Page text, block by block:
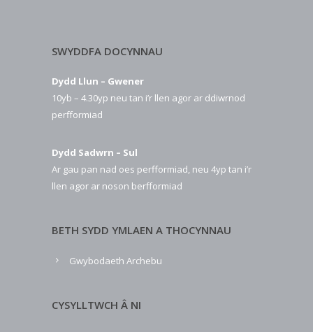
SWYDDFA DOCYNNAU
Dydd Llun – Gwener
10yb – 4.30yp neu tan i’r llen agor ar ddiwrnod
perfformiad
Dydd Sadwrn – Sul
Ar gau pan nad oes perfformiad, neu 4yp tan i’r
llen agor ar noson berfformiad
BETH SYDD YMLAEN A THOCYNNAU
Gwybodaeth Archebu
CYSYLLTWCH Â NI